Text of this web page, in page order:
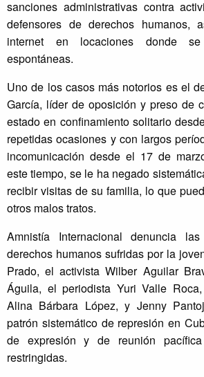
sanciones administrativas contra
defensores de derechos humanos,
internet en locaciones donde
espontáneas.
Uno de los casos más notorios es el
García, líder de oposición y preso de
estado en confinamiento solitario
repetidas ocasiones y con largos
incomunicación desde el 17 de
este tiempo, se le ha negado
recibir visitas de su familia, lo que
otros malos tratos.
Amnistía Internacional denuncia
derechos humanos sufridas por la
Prado, el activista Wilber Aguilar
Águila, el periodista Yuri Valle
Alina Bárbara López, y Jenny
patrón sistemático de represión en
de expresión y de reunión pacífica
restringidas.